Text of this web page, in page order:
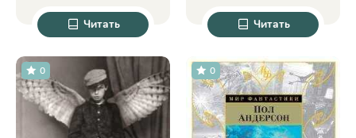
- Морган Райс
Читать Читать
0 0